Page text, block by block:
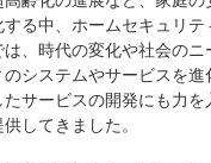
る中、ホームセキュリテ
、時代の変化や社会のニ
システムやサービスを進
サービスの開発にも力を
してきました。